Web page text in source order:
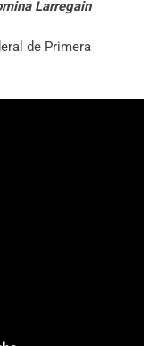
Larregain
de Primera